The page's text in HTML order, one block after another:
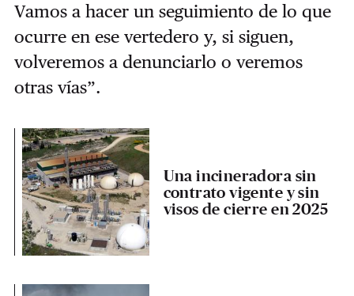
Vamos a hacer un seguimiento de lo que
ocurre en ese vertedero y, si siguen,
volveremos a denunciarlo o veremos
otras vías”.
Una incineradora sin
contrato vigente y sin
visos de cierre en 2025